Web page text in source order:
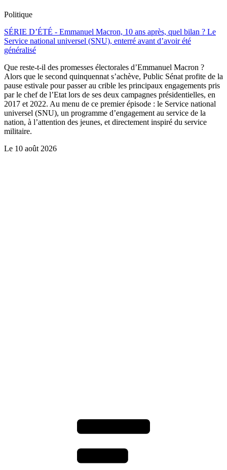
Politique
SÉRIE D’ÉTÉ - Emmanuel Macron, 10 ans après, quel bilan ? Le
Service national universel (SNU), enterré avant d’avoir été
généralisé
Que reste-t-il des promesses électorales d’Emmanuel Macron ?
Alors que le second quinquennat s’achève, Public Sénat profite de la
pause estivale pour passer au crible les principaux engagements pris
par le chef de l’Etat lors de ses deux campagnes présidentielles, en
2017 et 2022. Au menu de ce premier épisode : le Service national
universel (SNU), un programme d’engagement au service de la
nation, à l’attention des jeunes, et directement inspiré du service
militaire.
Le 10 août 2026